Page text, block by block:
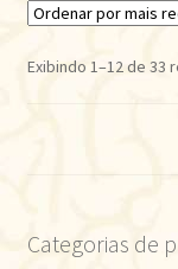
Exibindo 1–12 de 33
Categorias de